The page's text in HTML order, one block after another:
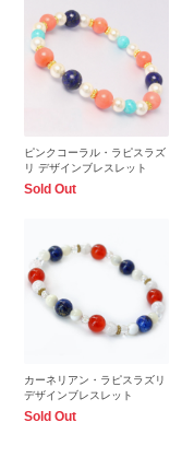
ピンクコーラル・ラピスラズ
リ デザインブレスレット
Sold Out
カーネリアン・ラピスラズリ
デザインブレスレット
Sold Out